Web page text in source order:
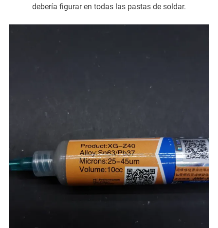
debería figurar en todas las pastas de soldar.